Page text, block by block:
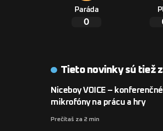
Paráda
0
Tieto novinky sú tiež
Niceboy VOICE – konferenčné
mikrofóny na prácu a hry
Prečítaš za 2 min